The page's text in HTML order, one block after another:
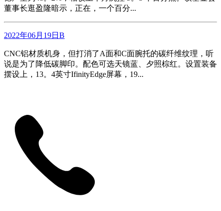
董事长逛盈隆暗示，正在，一个百分...
2022年06月19日B
CNC铝材质机身，但打消了A面和C面腕托的碳纤维纹理，听
说是为了降低碳脚印。配色可选天镜蓝、夕照棕红。设置装备
摆设上，13。4英寸IfinityEdge屏幕，19...